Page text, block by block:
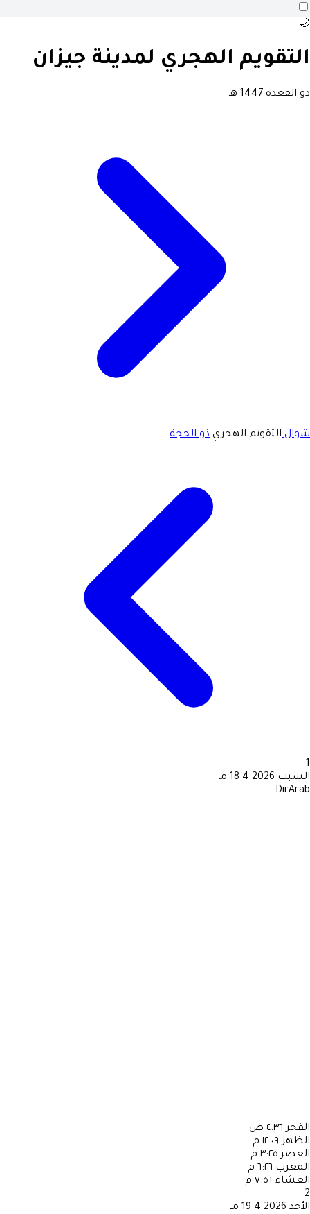
🌙
التقويم الهجري لمدينة جيزان
ذو القعدة 1447 هـ
شوالالتقويم الهجري ذو الحجة
1
السبت 2026-4-18 مـ
DirArab
الفجر ٤:٣٦ ص
الظهر ١٢:٠٩ م
العصر ٣:٢٥ م
المغرب ٦:٢٦ م
العشاء ٧:٥٦ م
2
الأحد 2026-4-19 مـ